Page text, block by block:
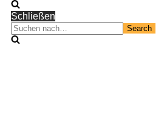
Schließen
Suchen
nach…